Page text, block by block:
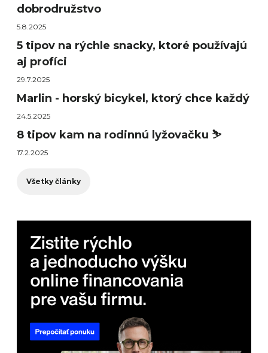
dobrodružstvo
5.8.2025
5 tipov na rýchle snacky, ktoré používajú
aj profíci
29.7.2025
Marlin - horský bicykel, ktorý chce každý
24.5.2025
8 tipov kam na rodinnú lyžovačku ⛷️
17.2.2025
Všetky články